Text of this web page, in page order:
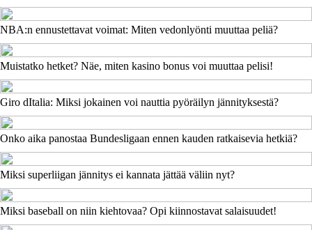
NBA:n ennustettavat voimat: Miten vedonlyönti muuttaa peliä?
Muistatko hetket? Näe, miten kasino bonus voi muuttaa pelisi!
Giro dItalia: Miksi jokainen voi nauttia pyöräilyn jännityksestä?
Onko aika panostaa Bundesligaan ennen kauden ratkaisevia hetkiä?
Miksi superliigan jännitys ei kannata jättää väliin nyt?
Miksi baseball on niin kiehtovaa? Opi kiinnostavat salaisuudet!